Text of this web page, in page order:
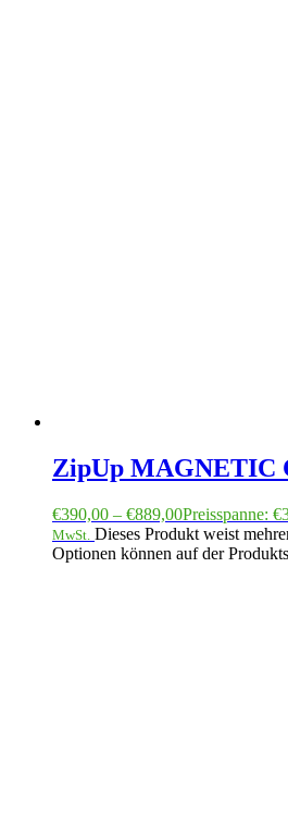
ZipUp MAGNETIC
€390,00 – €889,00Preisspanne:
MwSt. Dieses Produkt weist
Optionen können auf der